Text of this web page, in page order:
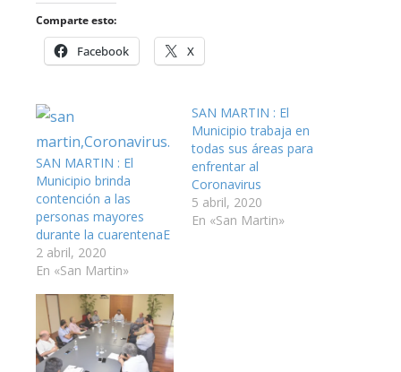
Comparte esto:
Facebook X
SAN MARTIN : El
Municipio brinda
contención a las
personas mayores
durante la cuarentenaE
2 abril, 2020
En «San Martin»
SAN MARTIN : El
Municipio trabaja en
todas sus áreas para
enfrentar al
Coronavirus
5 abril, 2020
En «San Martin»